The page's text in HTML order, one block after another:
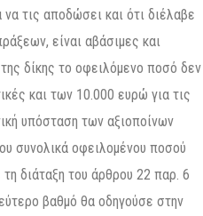
τις αποδώσει και ότι διέλαβε
είναι αβάσιμες και
δίκης το οφειλόμενο ποσό δεν
και των 10.000 ευρώ για τις
υπόσταση των αξιοποίνων
συνολικά οφειλομένου ποσού
διάταξη του άρθρου 22 παρ. 6
βαθμό θα οδηγούσε στην